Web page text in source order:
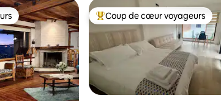
Coups de cœur voyageurs les
Coup de cœur voyageurs